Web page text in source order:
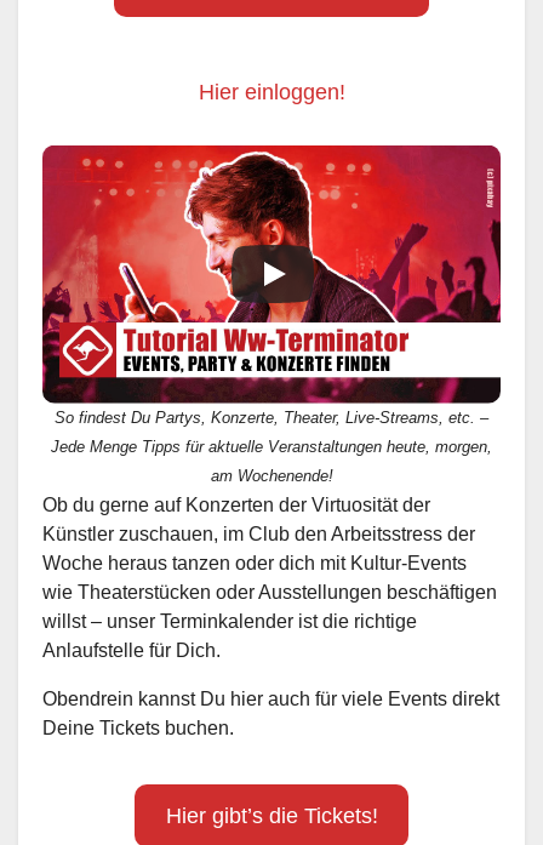
Hier einloggen!
So findest Du Partys, Konzerte, Theater, Live-Streams, etc. –
Jede Menge Tipps für aktuelle Veranstaltungen heute, morgen,
am Wochenende!
Ob du gerne auf Konzerten der Virtuosität der
Künstler zuschauen, im Club den Arbeitsstress der
Woche heraus tanzen oder dich mit Kultur-Events
wie Theaterstücken oder Ausstellungen beschäftigen
willst – unser Terminkalender ist die richtige
Anlaufstelle für Dich.
Obendrein kannst Du hier auch für viele Events direkt
Deine Tickets buchen.
Hier gibt’s die Tickets!